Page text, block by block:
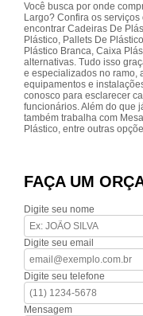
Você busca por onde
Largo? Confira os
encontrar Cadeiras De
Plástico, Pallets De
Plástico Branca, Caixa
alternativas. Tudo isso
e especializados no ramo,
equipamentos e
conosco para esclarecer
funcionários. Além do que
também trabalha com
Plástico, entre outras
FAÇA UM
Digite seu nome
Digite seu email
Digite seu telefone
Mensagem